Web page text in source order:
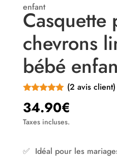
enfant
Casquette
chevrons
bébé
sur 5
basé sur
notations
(2 avis client)
34.90€
Taxes incluses.
✅ Idéal pour les